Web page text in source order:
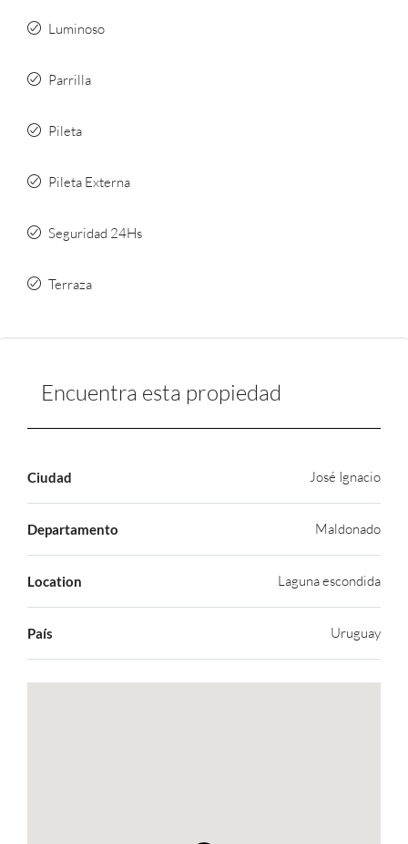
Luminoso
Parrilla
Pileta
Pileta Externa
Seguridad 24Hs
Terraza
Encuentra esta propiedad
Ciudad José Ignacio
Departamento Maldonado
Location Laguna escondida
País Uruguay